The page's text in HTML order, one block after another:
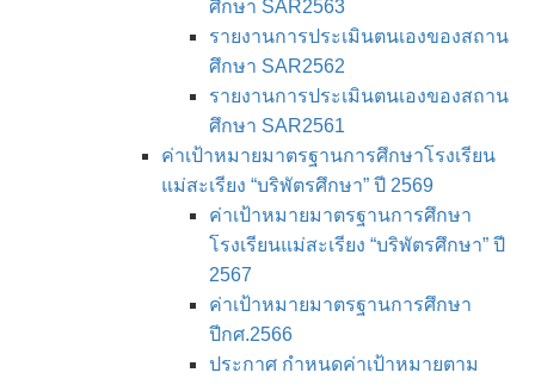
ศึกษา SAR2563
รายงานการประเมินตนเองของสถาน
ศึกษา SAR2562
รายงานการประเมินตนเองของสถาน
ศึกษา SAR2561
ค่าเป้าหมายมาตรฐานการศึกษาโรงเรียน
แม่สะเรียง “บริพัตรศึกษา” ปี 2569
ค่าเป้าหมายมาตรฐานการศึกษา
โรงเรียนแม่สะเรียง “บริพัตรศึกษา” ปี
2567
ค่าเป้าหมายมาตรฐานการศึกษา
ปีกศ.2566
ประกาศ กำหนดค่าเป้าหมายตาม